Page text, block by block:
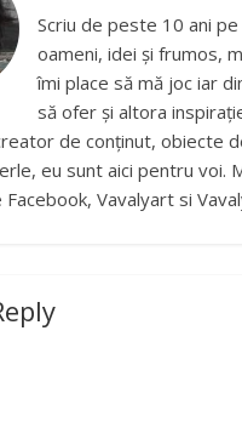
Scriu de peste 10 ani
oameni, idei și frumos,
îmi place să mă joc iar
să ofer și altora
de conținut, obiecte
eu sunt aici pentru voi.
Vavalyart si